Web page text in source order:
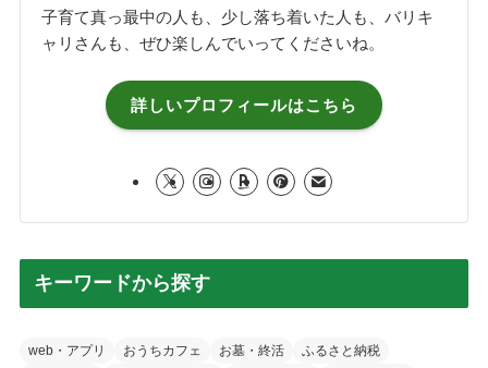
子育て真っ最中の人も、少し落ち着いた人も、バリキ
ャリさんも、ぜひ楽しんでいってくださいね。
詳しいプロフィールはこちら
キーワードから探す
web・アプリ おうちカフェ お墓・終活
ふるさと納税